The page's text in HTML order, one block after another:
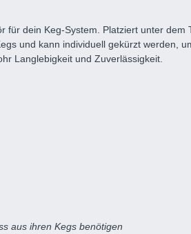
dein Keg-System. Platziert unter
und kann individuell gekürzt werden,
Langlebigkeit und Zuverlässigkeit.
aus ihren Kegs benötigen